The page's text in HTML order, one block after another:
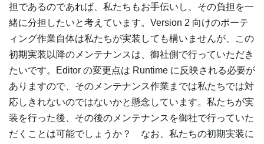
担であるのであれば、私たちもお手伝いし、その負担を一
緒に分担したいと考えています。Version 2 向けのポーテ
ィング作業自体は私たちが実装しても構いませんが、この
初期実装以降のメンテナンスは、御社側で行っていただき
たいです。Editor の変更点は Runtime に反映される必要が
ありますので、そのメンテナンス作業までは私たちでは対
応しきれないのではないかと懸念しています。私たちが実
装を行った後、その後のメンテナンスを御社で行っていた
だくことは可能でしょうか？ なお、私たちの初期実装に